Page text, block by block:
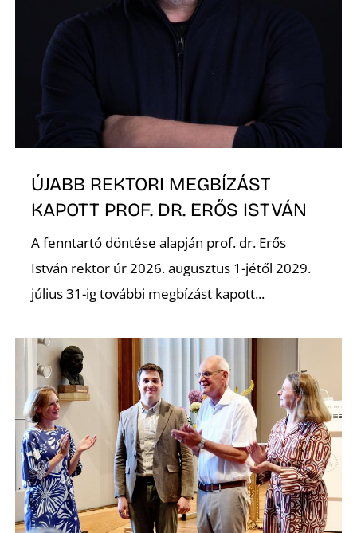
ÚJABB REKTORI MEGBÍZÁST
KAPOTT PROF. DR. ERŐS ISTVÁN
A fenntartó döntése alapján prof. dr. Erős
István rektor úr 2026. augusztus 1-jétől 2029.
július 31-ig további megbízást kapott...